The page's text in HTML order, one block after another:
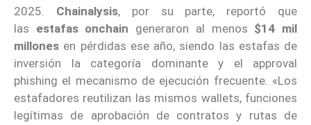
2025. Chainalysis, por su parte, reportó que
las estafas onchain generaron al menos $14 mil
millones en pérdidas ese año, siendo las estafas de
inversión la categoría dominante y el approval
phishing el mecanismo de ejecución frecuente. «Los
estafadores reutilizan las mismos wallets, funciones
legítimas de aprobación de contratos y rutas de